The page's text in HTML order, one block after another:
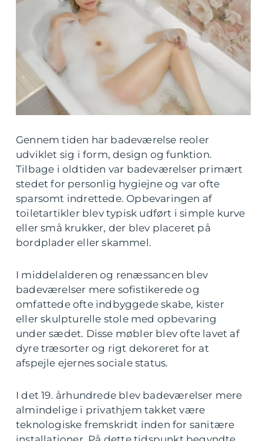
Gennem tiden har badeværelse reoler
udviklet sig i form, design og funktion.
Tilbage i oldtiden var badeværelser primært
stedet for personlig hygiejne og var ofte
sparsomt indrettede. Opbevaringen af
toiletartikler blev typisk udført i simple kurve
eller små krukker, der blev placeret på
bordplader eller skammel.
I middelalderen og renæssancen blev
badeværelser mere sofistikerede og
omfattede ofte indbyggede skabe, kister
eller skulpturelle stole med opbevaring
under sædet. Disse møbler blev ofte lavet af
dyre træsorter og rigt dekoreret for at
afspejle ejernes sociale status.
I det 19. århundrede blev badeværelser mere
almindelige i privathjem takket være
teknologiske fremskridt inden for sanitære